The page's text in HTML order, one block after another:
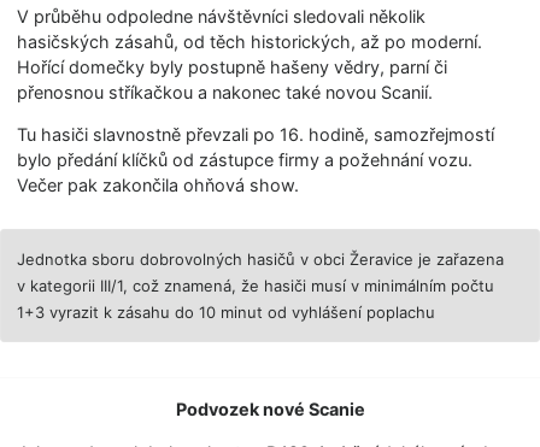
V průběhu odpoledne návštěvníci sledovali několik
hasičských zásahů, od těch historických, až po moderní.
Hořící domečky byly postupně hašeny vědry, parní či
přenosnou stříkačkou a nakonec také novou Scanií.
Tu hasiči slavnostně převzali po 16. hodině, samozřejmostí
bylo předání klíčků od zástupce firmy a požehnání vozu.
Večer pak zakončila ohňová show.
Jednotka sboru dobrovolných hasičů v obci Žeravice je zařazena
v kategorii III/1, což znamená, že hasiči musí v minimálním počtu
1+3 vyrazit k zásahu do 10 minut od vyhlášení poplachu
Podvozek nové Scanie